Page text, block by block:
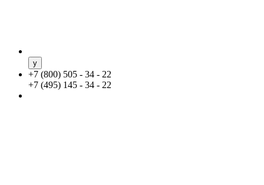
+7 (800) 505 - 34 - 22
+7 (495) 145 - 34 - 22